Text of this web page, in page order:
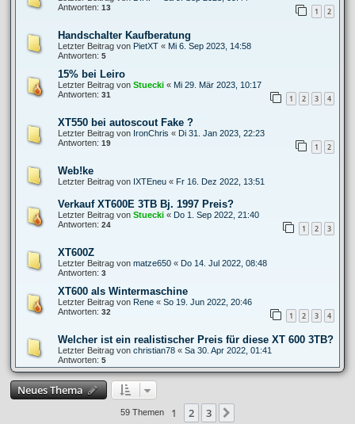
Antworten: 13 1 2
Handschalter Kaufberatung
Letzter Beitrag von PietXT « Mi 6. Sep 2023, 14:58
Antworten: 5
15% bei Leiro
Letzter Beitrag von Stuecki « Mi 29. Mär 2023, 10:17
Antworten: 31 1 2 3 4
XT550 bei autoscout Fake ?
Letzter Beitrag von IronChris « Di 31. Jan 2023, 22:23
Antworten: 19 1 2
Web!ke
Letzter Beitrag von IXTEneu « Fr 16. Dez 2022, 13:51
Verkauf XT600E 3TB Bj. 1997 Preis?
Letzter Beitrag von Stuecki « Do 1. Sep 2022, 21:40
Antworten: 24 1 2 3
XT600Z
Letzter Beitrag von matze650 « Do 14. Jul 2022, 08:48
Antworten: 3
XT600 als Wintermaschine
Letzter Beitrag von Rene « So 19. Jun 2022, 20:46
Antworten: 32 1 2 3 4
Welcher ist ein realistischer Preis für diese XT 600 3TB?
Letzter Beitrag von christian78 « Sa 30. Apr 2022, 01:41
Antworten: 5
Neues Thema
59 Themen 1 2 3